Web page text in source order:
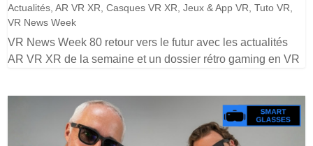
Actualités ,AR VR XR ,Casques VR XR ,Jeux & App VR ,Tuto VR
VR News Week
VR News Week 80 retour vers le futur avec les actualités
AR VR XR de la semaine et un dossier rétro gaming en VR